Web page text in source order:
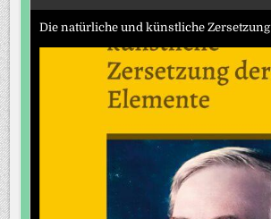
Die natürliche und künstliche